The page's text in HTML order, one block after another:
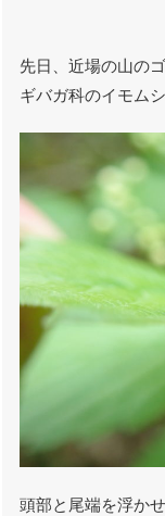
先日、近場の山の
ギバガ科のイモム
頭部と尾端を浮か